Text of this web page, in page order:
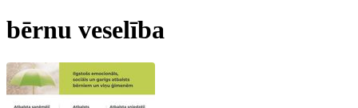
bērnu veselība